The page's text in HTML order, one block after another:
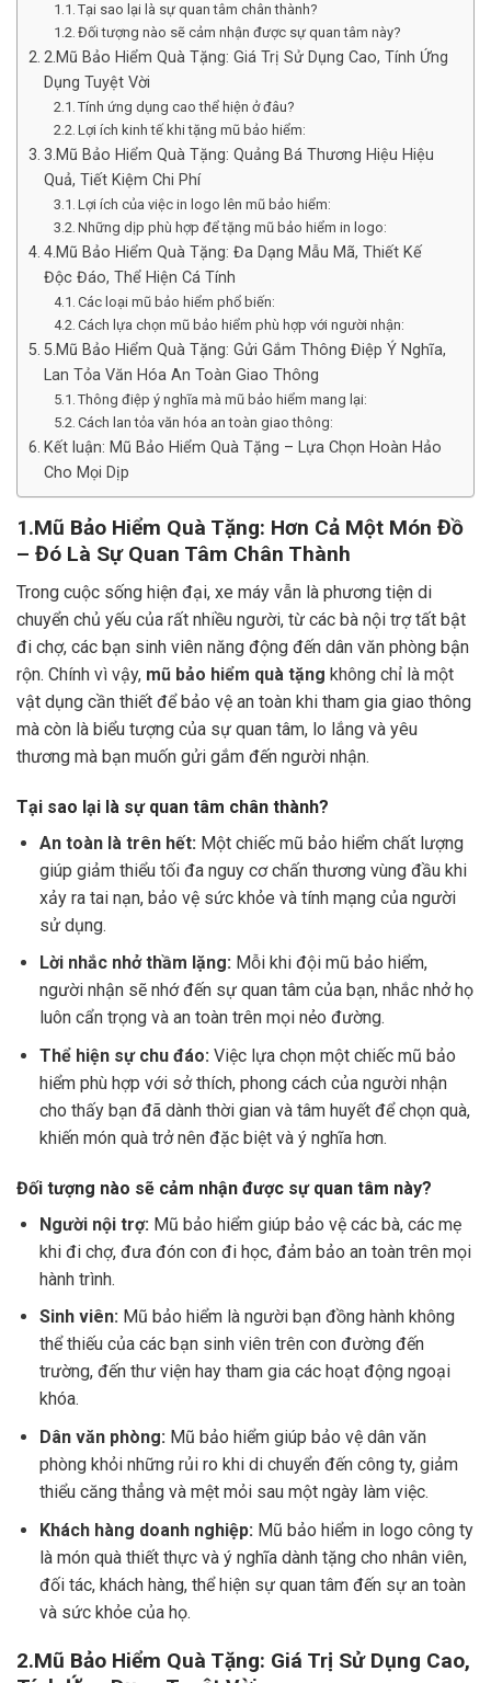
Tại sao lại là sự quan tâm chân thành?
Đối tượng nào sẽ cảm nhận được sự quan tâm này?
2.Mũ Bảo Hiểm Quà Tặng: Giá Trị Sử Dụng Cao, Tính Ứng
Dụng Tuyệt Vời
Tính ứng dụng cao thể hiện ở đâu?
Lợi ích kinh tế khi tặng mũ bảo hiểm:
3.Mũ Bảo Hiểm Quà Tặng: Quảng Bá Thương Hiệu Hiệu
Quả, Tiết Kiệm Chi Phí
Lợi ích của việc in logo lên mũ bảo hiểm:
Những dịp phù hợp để tặng mũ bảo hiểm in logo:
4.Mũ Bảo Hiểm Quà Tặng: Đa Dạng Mẫu Mã, Thiết Kế
Độc Đáo, Thể Hiện Cá Tính
Các loại mũ bảo hiểm phổ biến:
Cách lựa chọn mũ bảo hiểm phù hợp với người nhận:
5.Mũ Bảo Hiểm Quà Tặng: Gửi Gắm Thông Điệp Ý Nghĩa,
Lan Tỏa Văn Hóa An Toàn Giao Thông
Thông điệp ý nghĩa mà mũ bảo hiểm mang lại:
Cách lan tỏa văn hóa an toàn giao thông:
Kết luận: Mũ Bảo Hiểm Quà Tặng – Lựa Chọn Hoàn Hảo
Cho Mọi Dịp
1.Mũ Bảo Hiểm Quà Tặng: Hơn Cả Một Món Đồ
– Đó Là Sự Quan Tâm Chân Thành
Trong cuộc sống hiện đại, xe máy vẫn là phương tiện di
chuyển chủ yếu của rất nhiều người, từ các bà nội trợ tất bật
đi chợ, các bạn sinh viên năng động đến dân văn phòng bận
rộn. Chính vì vậy, mũ bảo hiểm quà tặng không chỉ là một
vật dụng cần thiết để bảo vệ an toàn khi tham gia giao thông
mà còn là biểu tượng của sự quan tâm, lo lắng và yêu
thương mà bạn muốn gửi gắm đến người nhận.
Tại sao lại là sự quan tâm chân thành?
An toàn là trên hết: Một chiếc mũ bảo hiểm chất lượng
giúp giảm thiểu tối đa nguy cơ chấn thương vùng đầu khi
xảy ra tai nạn, bảo vệ sức khỏe và tính mạng của người
sử dụng.
Lời nhắc nhở thầm lặng: Mỗi khi đội mũ bảo hiểm,
người nhận sẽ nhớ đến sự quan tâm của bạn, nhắc nhở họ
luôn cẩn trọng và an toàn trên mọi nẻo đường.
Thể hiện sự chu đáo: Việc lựa chọn một chiếc mũ bảo
hiểm phù hợp với sở thích, phong cách của người nhận
cho thấy bạn đã dành thời gian và tâm huyết để chọn quà,
khiến món quà trở nên đặc biệt và ý nghĩa hơn.
Đối tượng nào sẽ cảm nhận được sự quan tâm này?
Người nội trợ: Mũ bảo hiểm giúp bảo vệ các bà, các mẹ
khi đi chợ, đưa đón con đi học, đảm bảo an toàn trên mọi
hành trình.
Sinh viên: Mũ bảo hiểm là người bạn đồng hành không
thể thiếu của các bạn sinh viên trên con đường đến
trường, đến thư viện hay tham gia các hoạt động ngoại
khóa.
Dân văn phòng: Mũ bảo hiểm giúp bảo vệ dân văn
phòng khỏi những rủi ro khi di chuyển đến công ty, giảm
thiểu căng thẳng và mệt mỏi sau một ngày làm việc.
Khách hàng doanh nghiệp: Mũ bảo hiểm in logo công ty
là món quà thiết thực và ý nghĩa dành tặng cho nhân viên,
đối tác, khách hàng, thể hiện sự quan tâm đến sự an toàn
và sức khỏe của họ.
2.Mũ Bảo Hiểm Quà Tặng: Giá Trị Sử Dụng Cao,